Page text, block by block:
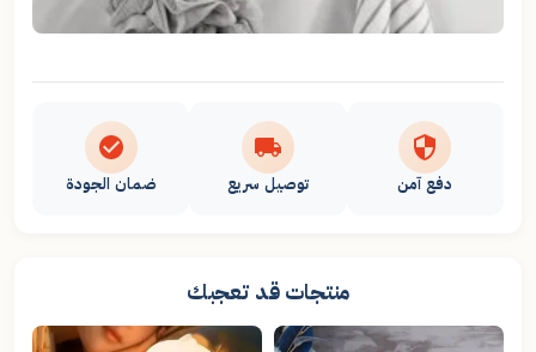
دفع آمن توصيل سريع ضمان الجودة
منتجات قد تعجبك